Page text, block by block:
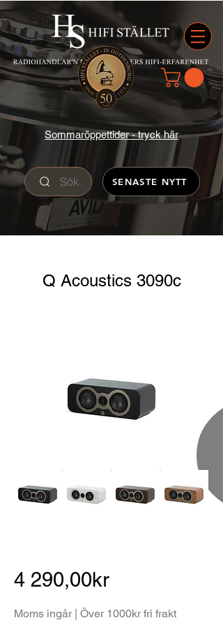
Sommaröppettider - tryck här
Sök SENASTE NYTT
Q Acoustics 3090c
4 290,00kr
Moms ingår | Över 1000kr fri frakt